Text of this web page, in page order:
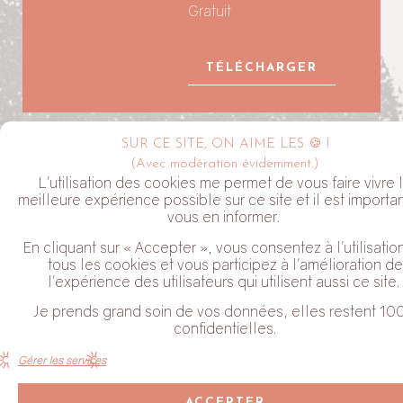
SUR CE SITE, ON AIME LES 🍪 !
(Avec modération évidemment.)
L'utilisation des cookies me permet de vous faire vivre
meilleure expérience possible sur ce site et il est
vous en informer.
En cliquant sur « Accepter », vous consentez à
tous les cookies et vous participez à l'amélioration de
l'expérience des utilisateurs qui utilisent aussi ce site.
Je prends grand soin de vos données, elles restent
confidentielles.
Gérer les services
Gratuit
TÉLÉCHARGER
LA NEWSLETTER ALYVE
J'habite dans le Perche
Coche cette case pour valider que tu acceptes de recevoir mes
Newsletter. Tu peux te désabonner à tout moment en cliquant sur
JE M'ABONNE